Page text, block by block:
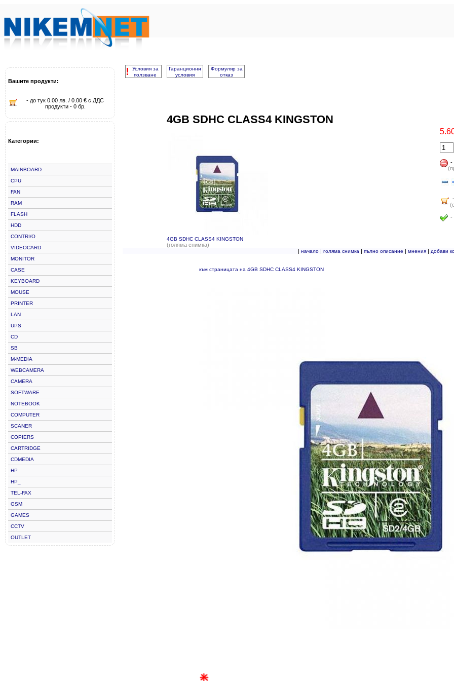
Вашите продукти:
- до тук 0.00 лв. / 0.00 € с ДДС
продукти - 0 бр.
Категории:
MAINBOARD
CPU
FAN
RAM
FLASH
HDD
CONTRI/O
VIDEOCARD
MONITOR
CASE
KEYBOARD
MOUSE
PRINTER
LAN
UPS
CD
SB
M-MEDIA
WEBCAMERA
CAMERA
SOFTWARE
NOTEBOOK
COMPUTER
SCANER
COPIERS
CARTRIDGE
CDMEDIA
HP
HP_
TEL-FAX
GSM
GAMES
CCTV
OUTLET
!
Условия за
ползване
Гаранционни
условия
Формуляр за
отказ
4GB SDHC CLASS4 KINGSTON
4GB SDHC CLASS4 KINGSTON
(голяма снимка)
-
-
| начало| голяма снимка | пълно описание | мнения| добави
към страницата на 4GB SDHC CLASS4 KINGSTON